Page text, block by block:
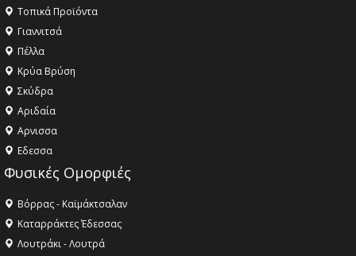
Τοπικά Προϊόντα
Γιαννιτσά
Πέλλα
Κρύα Βρύση
Σκύδρα
Αριδαία
Aρνισσα
Eδεσσα
Φυσικές Ομορφιές
Βόρρας - Καϊμάκτσαλαν
Καταρράκτες Έδεσσας
Λουτράκι - Λουτρά